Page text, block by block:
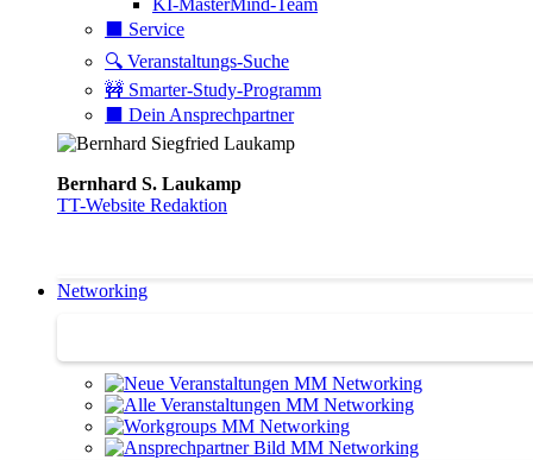
KI-MasterMind-Team
⬛️ Service
🔍 Veranstaltungs-Suche
🚧 Smarter-Study-Programm
⬛️ Dein Ansprechpartner
Bernhard S. Laukamp
TT-Website Redaktion
Networking